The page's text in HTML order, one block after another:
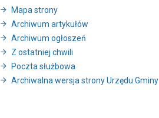
Mapa strony
Archiwum artykułów
Archiwum ogłoszeń
Z ostatniej chwili
Poczta służbowa
Archiwalna wersja strony Urzędu Gminy